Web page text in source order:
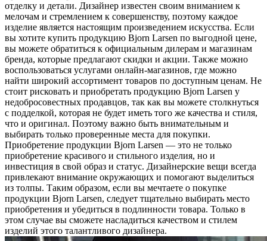
отделку и детали. Дизайнер известен своим вниманием к
мелочам и стремлением к совершенству, поэтому каждое
изделие является настоящим произведением искусства. Если
вы хотите купить продукцию Bjorn Larsen по выгодной цене,
вы можете обратиться к официальным дилерам и магазинам
бренда, которые предлагают скидки и акции. Также можно
воспользоваться услугами онлайн-магазинов, где можно
найти широкий ассортимент товаров по доступным ценам. Не
стоит рисковать и приобретать продукцию Bjorn Larsen у
недобросовестных продавцов, так как вы можете столкнуться
с подделкой, которая не будет иметь того же качества и стиля,
что и оригинал. Поэтому важно быть внимательным и
выбирать только проверенные места для покупки.
Приобретение продукции Bjorn Larsen — это не только
приобретение красивого и стильного изделия, но и
инвестиция в свой образ и статус. Дизайнерские вещи всегда
привлекают внимание окружающих и помогают выделиться
из толпы. Таким образом, если вы мечтаете о покупке
продукции Bjorn Larsen, следует тщательно выбирать место
приобретения и убедиться в подлинности товара. Только в
этом случае вы сможете насладиться качеством и стилем
изделий этого талантливого дизайнера.